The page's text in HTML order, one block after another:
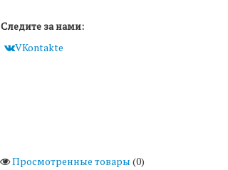
Следите за нами:
VKontakte
Просмотренные товары (0)